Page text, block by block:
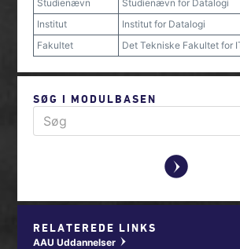
Studienævn
Studienævn for Datalogi
Institut
Institut for Datalogi
Fakultet
Det Tekniske Fakultet for
SØG I MODULBASEN
y
RELATEREDE LINKS
AAU Uddannelser w